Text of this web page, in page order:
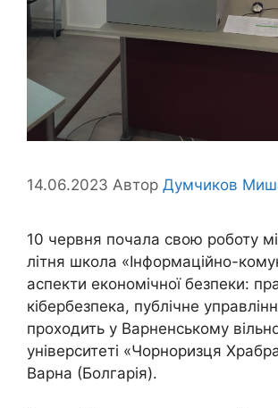
14.06.2023 Автор Думчиков
10 червня почала свою роботу
літня школа «Інформаційно-
аспекти економічної безпеки:
кібербезпека, публічне
проходить у Варненському
університеті «Чорноризця
Варна (Болгарія).